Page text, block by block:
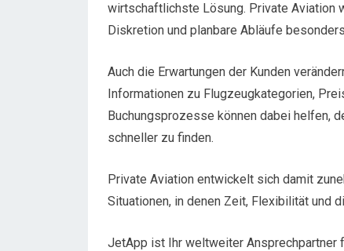
wirtschaftlichste Lösung. Private Aviation
Diskretion und planbare Abläufe
Auch die Erwartungen der Kunden
Informationen zu Flugzeugkategorien,
Buchungsprozesse können dabei helfen,
schneller zu finden.
Private Aviation entwickelt sich damit
Situationen, in denen Zeit, Flexibilität und
JetApp ist Ihr weltweiter Ansprechpartner